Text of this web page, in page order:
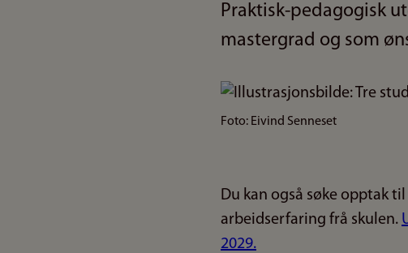
Praktisk-pedagogisk
mastergrad og som
Bilde
Foto: Eivind Senneset
Du kan også søke opptak
arbeidserfaring frå skulen.
2029.